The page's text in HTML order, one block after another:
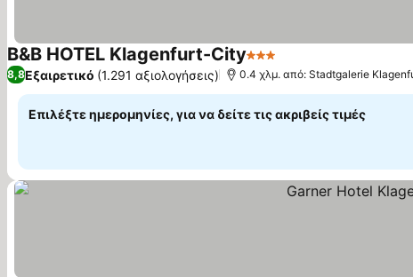
B&B HOTEL Klagenfurt-City3 Αστέρια
8,8Εξαιρετικό (1.291 αξιολογήσεις) 0.4 χλμ. από: Stadtgalerie
Επιλέξτε ημερομηνίες, για να δείτε τις ακριβείς τιμές